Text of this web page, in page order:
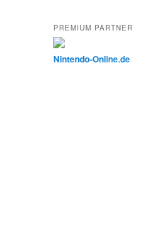
PREMIUM PARTNER
Nintendo-Online.de